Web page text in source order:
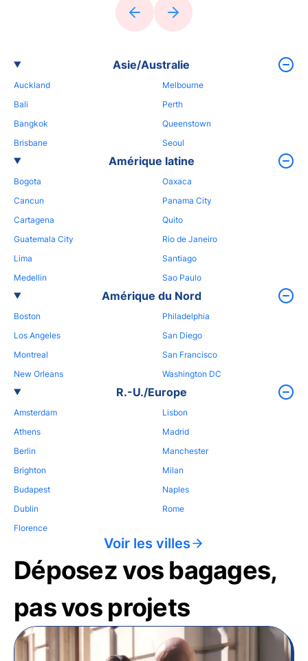
Asie/Australie
Auckland
Bali
Bangkok
Brisbane
Melbourne
Perth
Queenstown
Seoul
Amérique latine
Bogota
Cancun
Cartagena
Guatemala City
Lima
Medellin
Oaxaca
Panama City
Quito
Rio de Janeiro
Santiago
Sao Paulo
Amérique du Nord
Boston
Los Angeles
Montreal
New Orleans
Philadelphia
San Diego
San Francisco
Washington DC
R.-U./Europe
Amsterdam
Athens
Berlin
Brighton
Budapest
Dublin
Florence
Lisbon
Madrid
Manchester
Milan
Naples
Rome
Voir les villes
Déposez vos bagages,
pas vos projets